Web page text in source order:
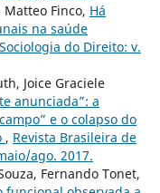
Matteo Finco, Há
na saúde
do Direito: v.
Joice Graciele
anunciada”: a
e o colapso do
, Revista Brasileira de
ago. 2017.
Fernando Tonet,